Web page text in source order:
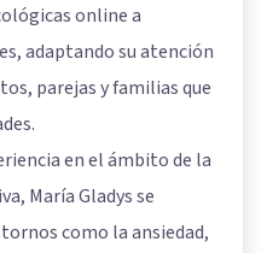
online a
adaptando su atención
parejas y familias que
en el ámbito de la
María Gladys se
como la ansiedad,